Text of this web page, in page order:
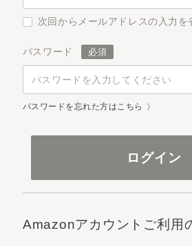
次回からメールアドレスの入力を
パスワード
パスワードを忘れた方はこちら
Amazonアカウントご利用